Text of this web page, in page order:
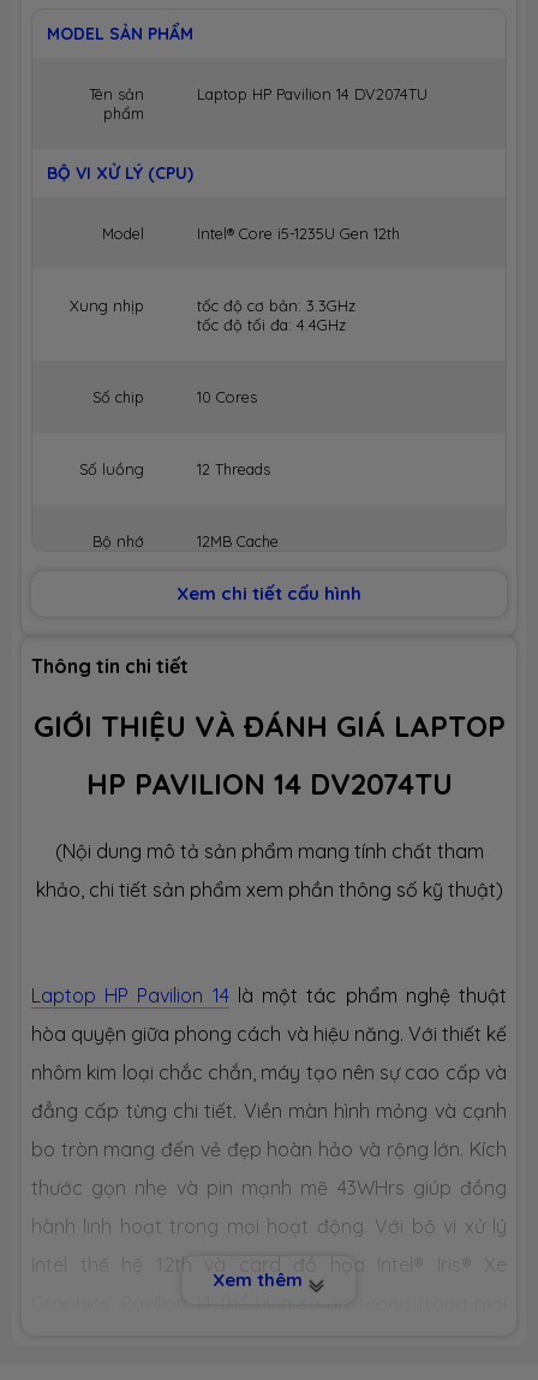
MODEL SẢN PHẨM
Tên sản
phẩm
Laptop HP Pavilion 14 DV2074TU
BỘ VI XỬ LÝ (CPU)
Model Intel® Core i5-1235U Gen 12th
Xung nhịp
tốc độ cơ bản: 3.3GHz
tốc độ tối đa: 4.4GHz
Số chip 10 Cores
Số luồng 12 Threads
Bộ nhớ
12MB Cache
Dung lượng
Ổ CỨNG LƯU TRỮ (SSD)
Số slot
CHIP XỬ LÝ ĐỒ HOẠ (VGA)
hợp
Xem chi tiết cấu hình
Thông tin chi tiết
GIỚI THIỆU VÀ ĐÁNH GIÁ LAPTOP
HP PAVILION 14 DV2074TU
(Nội dung mô tả sản phẩm mang tính chất tham
khảo, chi tiết sản phẩm xem phần thông số kỹ thuật)
Laptop HP Pavilion 14là một tác phẩm nghệ thuật
hòa quyện giữa phong cách và hiệu năng. Với thiết kế
nhôm kim loại chắc chắn, máy tạo nên sự cao cấp và
đẳng cấp từng chi tiết. Viền màn hình mỏng và cạnh
bo tròn mang đến vẻ đẹp hoàn hảo và rộng lớn. Kích
thước gọn nhẹ và pin mạnh mẽ 43WHrs giúp đồng
hành linh hoạt trong mọi hoạt động. Với bộ vi xử lý
Intel thế hệ 12th và card đồ họa Intel® Iris® Xe
Xem thêm